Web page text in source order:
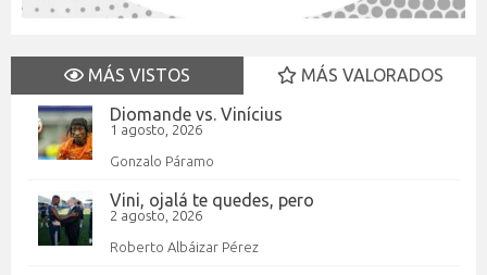
MÁS VISTOS
MÁS VALORADOS
Diomande vs. Vinícius
1 agosto, 2026
Gonzalo Páramo
Vini, ojalá te quedes, pero
2 agosto, 2026
Roberto Albáizar Pérez